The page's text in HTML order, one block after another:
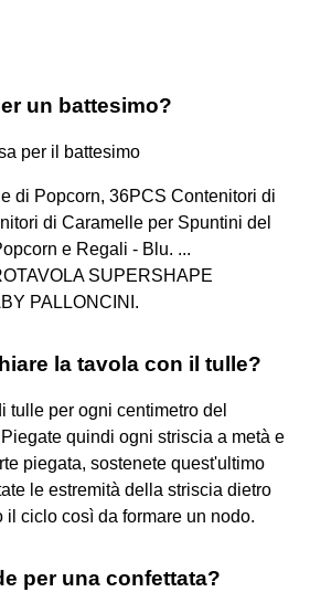
un battesimo?
per il battesimo
di Popcorn, 36PCS Contenitori di
di Caramelle per Spuntini del
e Regali - Blu. ...
SUPERSHAPE
PALLONCINI.
la tavola con il tulle?
tulle per ogni centimetro del
quindi ogni striscia a metà e
piegata, sostenete quest'ultimo
le estremità della striscia dietro
il ciclo così da formare un nodo.
per una confettata?